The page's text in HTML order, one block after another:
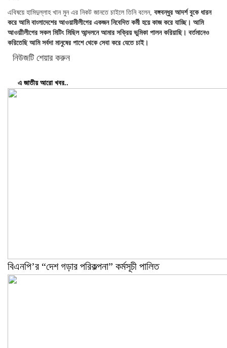
এবিষয়ে হামিদুল্লাহ খান মুন এর নিকট জানতে চাইলে তিনি বলেন, বঙ্গবন্ধুর আদর্শ বুকে ধারন
করে আমি বাংলাদেশের আওয়ামীলীগের একজন নিবেদিত কর্মী হয়ে কাজ করে যাচ্ছি। আমি
আওয়াীলীগের সকল মিটিং মিছিল আন্দলনে আমার সক্রিয় ভুমিকা পালন করিয়াছি। বর্তমানেও
করিতেছি আমি সর্বদা মানুষের পাশে থেকে সেবা করে যেতে চাই।
নিউজটি শেয়ার করুন
এ জাতীয় আরো খবর..
বিএনপি’র “দেশ গড়ার পরিকল্পনা” কর্মসূচী পালিত